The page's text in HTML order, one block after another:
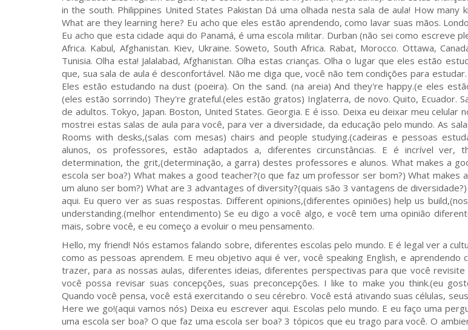
in the south. Philippines United States Pakistan Dá uma olhada nesta sala de aula! How many
What are they learning here? Eu acho que eles estão aprendendo, como lavar suas mãos.
Eu acho que esta cidade aqui do Panamá, é uma escola militar. Durban (não sei como escreve
Africa. Kabul, Afghanistan. Kiev, Ukraine. Soweto, South Africa. Rabat, Morocco. Ottawa,
Tunisia. Olha esta! Jalalabad, Afghanistan. Olha estas crianças. Olha o lugar que eles estão
que, sua sala de aula é desconfortável. Não me diga que, você não tem condições para estudar.
Eles estão estudando na dust (poeira). On the sand. (na areia) And they're happy.(e eles
(eles estão sorrindo) They're grateful.(eles estão gratos) Inglaterra, de novo. Quito, Ecuador.
de adultos. Tokyo, Japan. Boston, United States. Georgia. E é isso. Deixa eu deixar meu celular
mostrei estas salas de aula para você, para ver a diversidade, da educação pelo mundo. As
Rooms with desks,(salas com mesas) chairs and people studying.(cadeiras e pessoas
alunos, os professores, estão adaptados a, diferentes circunstâncias. E é incrível ver,
determination, the grit,(determinação, a garra) destes professores e alunos. What makes a
escola ser boa?) What makes a good teacher?(o que faz um professor ser bom?) What makes
um aluno ser bom?) What are 3 advantages of diversity?(quais são 3 vantagens de
aqui. Eu quero ver as suas respostas. Different opinions,(diferentes opiniões) help us
understanding.(melhor entendimento) Se eu digo a você algo, e você tem uma opinião
mais, sobre você, e eu começo a evoluir o meu pensamento.
Hello, my friend! Nós estamos falando sobre, diferentes escolas pelo mundo. E é legal ver a
como as pessoas aprendem. E meu objetivo aqui é ver, você speaking English, e aprendendo
trazer, para as nossas aulas, diferentes ideias, diferentes perspectivas para que você
você possa revisar suas concepções, suas preconcepções. I like to make you think.(eu
Quando você pensa, você está exercitando o seu cérebro. Você está ativando suas células,
Here we go!(aqui vamos nós) Deixa eu escrever aqui. Escolas pelo mundo. E eu faço uma
uma escola ser boa? O que faz uma escola ser boa? 3 tópicos que eu trago para você. O